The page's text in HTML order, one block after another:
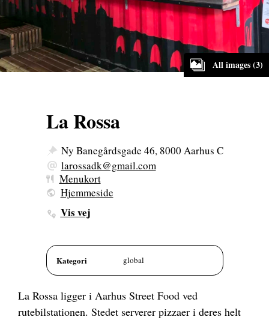
All images (3)
La Rossa
Ny Banegårdsgade 46, 8000 Aarhus C
larossadk@gmail.com
Menukort
Hjemmeside
Vis vej
Kategori global
La Rossa ligger i Aarhus Street Food ved
rutebilstationen. Stedet serverer pizzaer i deres helt